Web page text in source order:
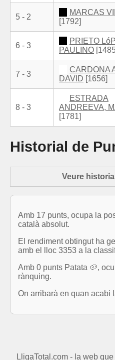
5 - 2
MARCAS
[1792]
6 - 3
PRIETO
PAULINO
7 - 3
CARDONA
DAVID [1656]
8 - 3
ESTRADA
ANDREEVA,
[1781]
Historial de
Veure
Amb 17 punts, ocupa la
català absolut.
El rendiment obtingut ha
amb el lloc 3353 a la
Amb 0 punts Patata 🥔,
rànquing.
On arribarà en quan acabi
LligaTotal.com - la web